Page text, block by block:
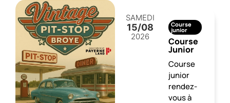
SAMEDI
15/08
2026
Course
junior
Course
Junior
Course
junior
rendez-
vous à